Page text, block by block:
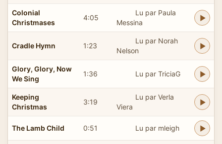
Colonial
Christmases
4:05
Lu par Paula
Messina
Cradle Hymn 1:23
Lu par Norah
Nelson
Glory, Glory, Now
We Sing
1:36 Lu par TriciaG
Keeping
Christmas
3:19
Lu par Verla
Viera
The Lamb Child 0:51 Lu par mleigh